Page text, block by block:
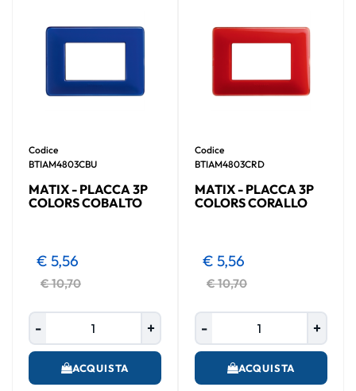
Codice
BTIAM4803CBU
MATIX - PLACCA 3P
COLORS COBALTO
€ 10,70
€ 5,56
ACQUISTA
Codice
BTIAM4803CRD
MATIX - PLACCA 3P
COLORS CORALLO
€ 10,70
€ 5,56
ACQUISTA